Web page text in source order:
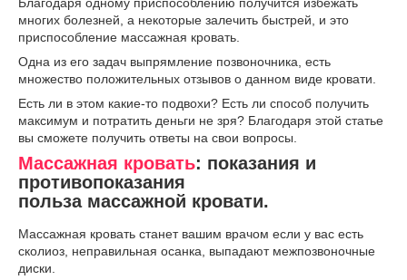
многих болезней, а некоторые залечить быстрей, и это
приспособление массажная кровать.
Одна из его задач выпрямление позвоночника, есть
множество положительных отзывов о данном виде кровати.
Есть ли в этом какие-то подвохи? Есть ли способ получить
максимум и потратить деньги не зря? Благодаря этой статье
вы сможете получить ответы на свои вопросы.
Массажная кровать: показания и
противопоказания
польза массажной кровати.
Массажная кровать станет вашим врачом если у вас есть
сколиоз, неправильная осанка, выпадают межпозвоночные
диски.